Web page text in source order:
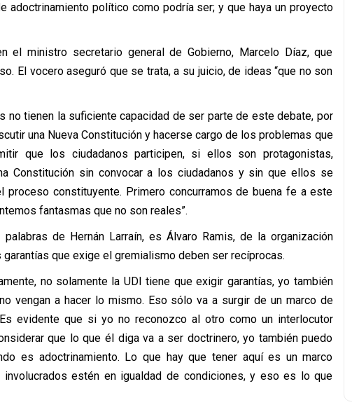
adoctrinamiento político como podría ser; y que haya un proyecto
el ministro secretario general de Gobierno, Marcelo Díaz, que
El vocero aseguró que se trata, a su juicio, de ideas “que no son
no tienen la suficiente capacidad de ser parte de este debate, por
una Nueva Constitución y hacerse cargo de los problemas que
que los ciudadanos participen, si ellos son protagonistas,
Constitución sin convocar a los ciudadanos y sin que ellos se
proceso constituyente. Primero concurramos de buena fe a este
fantasmas que no son reales”.
de Hernán Larraín, es Álvaro Ramis, de la organización
garantías que exige el gremialismo deben ser recíprocas.
no solamente la UDI tiene que exigir garantías, yo también
vengan a hacer lo mismo. Eso sólo va a surgir de un marco de
evidente que si yo no reconozco al otro como un interlocutor
que lo que él diga va a ser doctrinero, yo también puedo
es adoctrinamiento. Lo que hay que tener aquí es un marco
estén en igualdad de condiciones, y eso es lo que